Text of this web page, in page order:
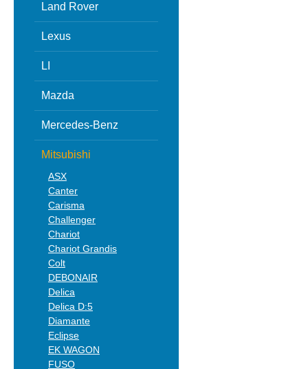
Land Rover
Lexus
LI
Mazda
Mercedes-Benz
Mitsubishi
ASX
Canter
Carisma
Challenger
Chariot
Chariot Grandis
Colt
DEBONAIR
Delica
Delica D:5
Diamante
Eclipse
EK WAGON
FUSO